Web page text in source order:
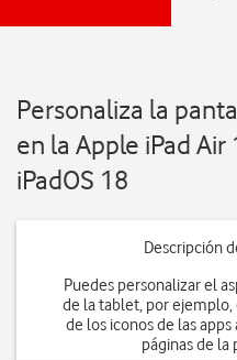
Personaliza la
en la Apple iPad Air
iPadOS 18
Descripción
Puedes personalizar el
de la tablet, por
de los iconos de las
páginas de la